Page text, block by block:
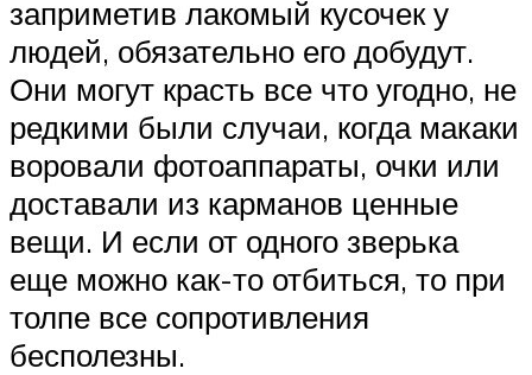
заприметив лакомый кусочек у
людей, обязательно его добудут.
Они могут красть все что угодно, не
редкими были случаи, когда макаки
воровали фотоаппараты, очки или
доставали из карманов ценные
вещи. И если от одного зверька
еще можно как-то отбиться, то при
толпе все сопротивления
бесполезны.